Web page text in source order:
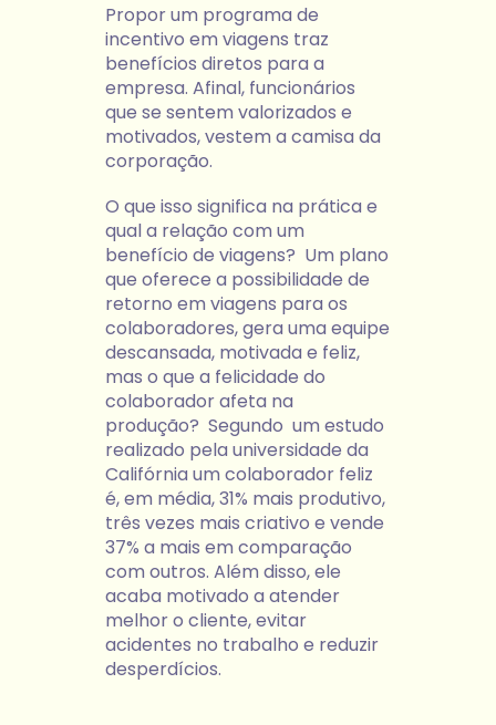
Propor um programa de
incentivo em viagens traz
benefícios diretos para a
empresa. Afinal, funcionários
que se sentem valorizados e
motivados, vestem a camisa da
corporação.
O que isso significa na prática e
qual a relação com um
benefício de viagens? Um plano
que oferece a possibilidade de
retorno em viagens para os
colaboradores, gera uma equipe
descansada, motivada e feliz,
mas o que a felicidade do
colaborador afeta na
produção? Segundo um estudo
realizado pela universidade da
Califórnia um colaborador feliz
é, em média, 31% mais produtivo,
três vezes mais criativo e vende
37% a mais em comparação
com outros. Além disso, ele
acaba motivado a atender
melhor o cliente, evitar
acidentes no trabalho e reduzir
desperdícios.